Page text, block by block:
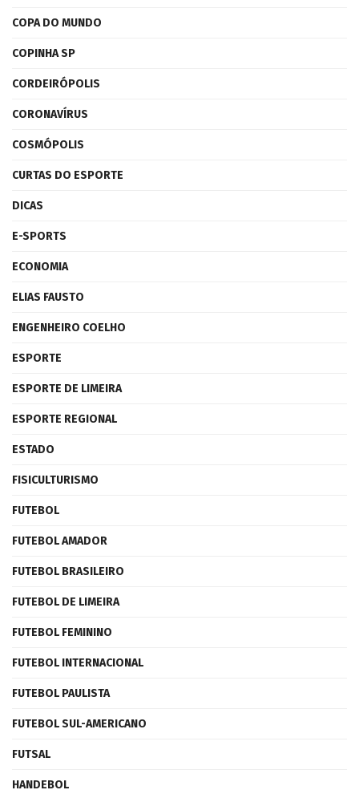
COPA DO MUNDO
COPINHA SP
CORDEIRÓPOLIS
CORONAVÍRUS
COSMÓPOLIS
CURTAS DO ESPORTE
DICAS
E-SPORTS
ECONOMIA
ELIAS FAUSTO
ENGENHEIRO COELHO
ESPORTE
ESPORTE DE LIMEIRA
ESPORTE REGIONAL
ESTADO
FISICULTURISMO
FUTEBOL
FUTEBOL AMADOR
FUTEBOL BRASILEIRO
FUTEBOL DE LIMEIRA
FUTEBOL FEMININO
FUTEBOL INTERNACIONAL
FUTEBOL PAULISTA
FUTEBOL SUL-AMERICANO
FUTSAL
HANDEBOL